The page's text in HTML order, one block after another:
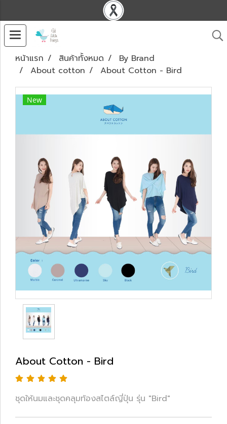
หน้าแรก สินค้าทั้งหมด
By Brand
About cotton
About Cotton - Bird
New
About Cotton - Bird
ชุดให้นมและชุดคลุมท้องสไตล์ญี่ปุ่น รุ่น "Bird"